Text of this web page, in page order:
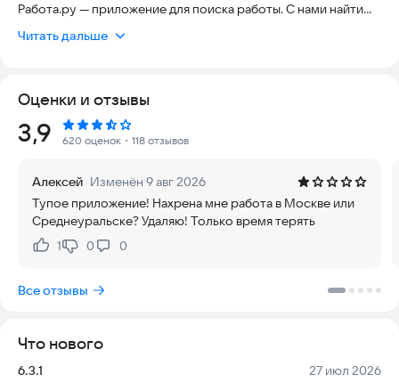
Работа.ру — приложение для поиска работы. С нами найти
появляются в сервисе каждый день.
и других городах — у нас всероссийская база вакансий, и
есть предложения работы для граждан СНГ из любого
региона.
работу в России
— Регистрация удобным вам способом. Создайте аккаунт в
сервисе за несколько секунд с помощью социальных сетей
или Сбер ID.
— Быстрое создание резюме. Укажите желаемую должность,
— Поиск работы в нужном регионе. Ищите работу рядом с
Читать дальше
Оценки и отзывы
Рейтинг:
3,9 620 оценок ・118 отзывов
Алексей Изменён 9 авг 2026
Тупое приложение! Нахрена мне работа в Москве или
Среднеуральске? Удаляю! Только время терять
Нравится:
1Не нравится:
0 0
Все отзывы
Что нового
Версия:
6.3.1 Дата:
27 июл 2026